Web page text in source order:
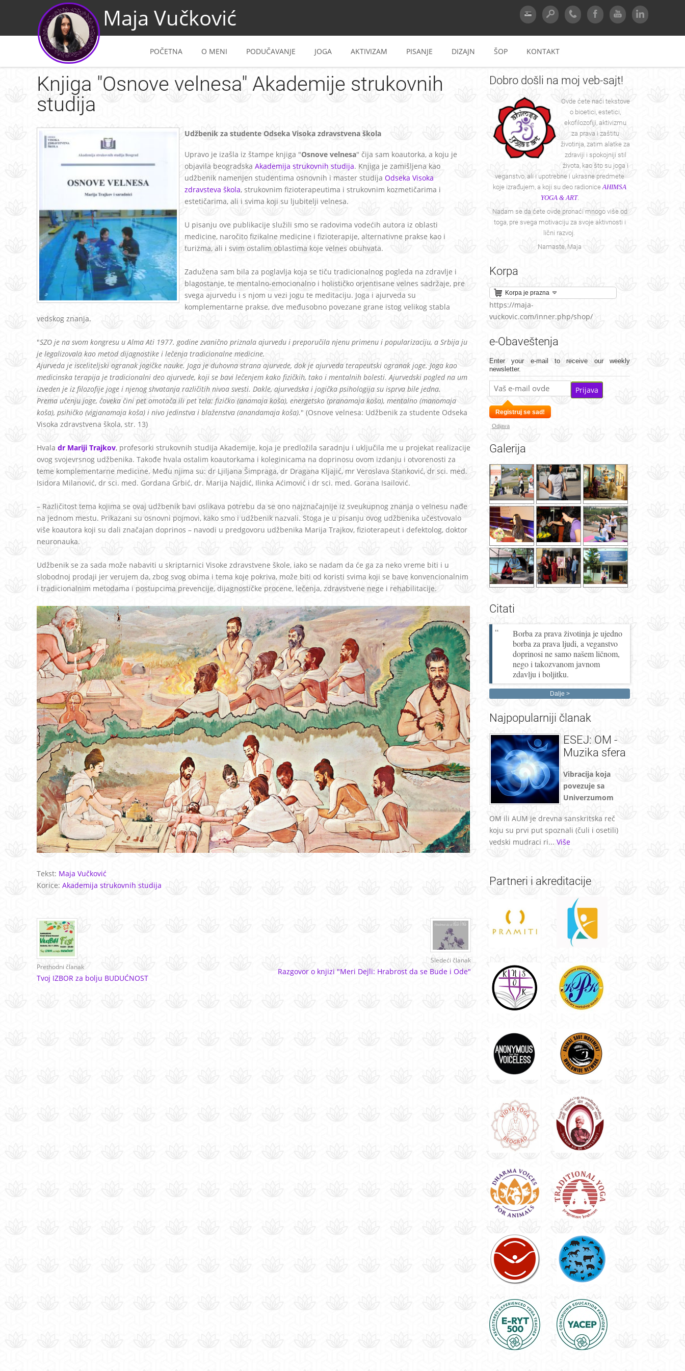
Maja Vučković
POČETNA O MENI PODUČAVANJE JOGA AKTIVIZAM PISANJE DIZAJN ŠOP KONTAKT
Knjiga "Osnove velnesa" Akademije strukovnih
studija
Udžbenik za studente Odseka Visoka zdravstvena škola
Upravo je izašla iz štampe knjiga "Osnove velnesa" čija sam koautorka, a koju je
objavila beogradska Akademija strukovnih studija. Knjiga je zamišljena kao
udžbenik namenjen studentima osnovnih i master studija Odseka Visoka
zdravsteva škola, strukovnim fizioterapeutima i strukovnim kozmetičarima i
estetičarima, ali i svima koji su ljubitelji velnesa.
U pisanju ove publikacije služili smo se radovima vodećih autora iz oblasti
medicine, naročito fizikalne medicine i fizioterapije, alternativne prakse kao i
turizma, ali i svim ostalim oblastima koje velnes obuhvata.
Zadužena sam bila za poglavlja koja se tiču tradicionalnog pogleda na zdravlje i
blagostanje, te mentalno-emocionalno i holističko orjentisane velnes sadržaje, pre
svega ajurvedu i s njom u vezi jogu te meditaciju. Joga i ajurveda su
komplementarne prakse, dve međusobno povezane grane istog velikog stabla
vedskog znanja.
"SZO je na svom kongresu u Alma Ati 1977. godine zvanično priznala ajurvedu i preporučila njenu primenu i popularizaciju, a Srbija ju
je legalizovala kao metod dijagnostike i lečenja tradicionalne medicine.
Ajurveda je isceliteljski ogranak jogičke nauke. Joga je duhovna strana ajurvede, dok je ajurveda terapeutski ogranak joge. Joga kao
medicinska terapija je tradicionalni deo ajurvede, koji se bavi lečenjem kako fizičkih, tako i mentalnih bolesti. Ajurvedski pogled na um
izveden je iz filozofije joge i njenog shvatanja različitih nivoa svesti. Dakle, ajurvedska i jogička psihologija su isprva bile jedna.
Prema učenju joge, čoveka čini pet omotača ili pet tela: fizičko (anamaja koša), energetsko (pranamaja koša), mentalno (manomaja
koša), psihičko (vigjanamaja koša) i nivo jedinstva i blaženstva (anandamaja koša)." (Osnove velnesa: Udžbenik za studente Odseka
Visoka zdravstvena škola, str. 13)
Hvala dr Mariji Trajkov, profesorki strukovnih studija Akademije, koja je predložila saradnju i uključila me u projekat realizacije
ovog svojevrsnog udžbenika. Takođe hvala ostalim koautorkama i koleginicama na doprinosu ovom izdanju i otvorenosti za
teme komplementarne medicine. Među njima su: dr Ljiljana Šimpraga, dr Dragana Kljajić, mr Veroslava Stanković, dr sci. med.
Isidora Milanović, dr sci. med. Gordana Grbić, dr. Marija Najdić, Ilinka Aćimović i dr sci. med. Gorana Isailović.
– Različitost tema kojima se ovaj udžbenik bavi oslikava potrebu da se ono najznačajnije iz sveukupnog znanja o velnesu nađe
na jednom mestu. Prikazani su osnovni pojmovi, kako smo i udžbenik nazvali. Stoga je u pisanju ovog udžbenika učestvovalo
više koautora koji su dali značajan doprinos – navodi u predgovoru udžbenika Marija Trajkov, fizioterapeut i defektolog, doktor
neuronauka.
Udžbenik se za sada može nabaviti u skriptarnici Visoke zdravstvene škole, iako se nadam da će ga za neko vreme biti i u
slobodnoj prodaji jer verujem da, zbog svog obima i tema koje pokriva, može biti od koristi svima koji se bave konvencionalnim
i tradicionalnim metodama i postupcima prevencije, dijagnostičke procene, lečenja, zdravstvene nege i rehabilitacije.
Tekst: Maja Vučković
Korice: Akademija strukovnih studija
Prethodni članak
Tvoj IZBOR za bolju BUDUĆNOST
Sledeći članak
Razgovor o knjizi "Meri Dejli: Hrabrost da se Bude i Ode"
Dobro došli na moj veb-sajt!
Ovde ćete naći tekstove
o bioetici, estetici,
ekofilozofiji, aktivizmu
za prava i zaštitu
životinja, zatim alatke za
zdraviji i spokojniji stil
života, kao što su joga i
veganstvo, ali i upotrebne i ukrasne predmete
koje izrađujem, a koji su deo radioniceAHIMSA
YOGA & ART.
Nadam se da ćete ovde pronaći mnogo više od
toga, pre svega motivaciju za svoje aktivnosti i
lični razvoj.
Namaste, Maja
Korpa
Korpa je prazna
https://maja-
vuckovic.com/inner.php/shop/
e-Obaveštenja
Enter your e-mail to receive our weekly
newsletter.
Prijava
Registruj se sad!
Odjava
Galerija
Citati
Borba za prava životinja je ujedno
borba za prava ljudi, a veganstvo
doprinosi ne samo našem ličnom,
nego i takozvanom javnom
zdavlju i boljitku.
Dalje
Najpopularniji članak
ESEJ: OM -
Muzika sfera
Vibracija koja
povezuje sa
Univerzumom
OM ili AUM je drevna sanskritska reč
koju su prvi put spoznali (čuli i osetili)
vedski mudraci ri... Više
Partneri i akreditacije